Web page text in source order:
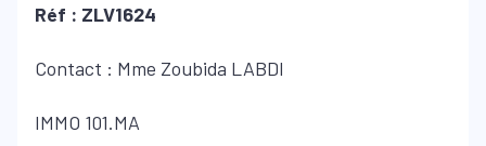
Réf : ZLV1624
Contact : Mme Zoubida LABDI
IMMO 101.MA